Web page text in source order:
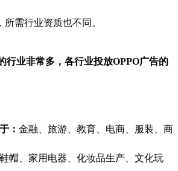
需行业资质也不同。
行业非常多，各行业投放OPPO广告的
： 金融、旅游、教育、电商、服装、商
帽、家用电器、化妆品生产、文化玩